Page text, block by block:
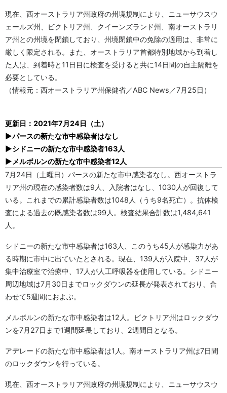
現在、西オーストラリア州政府の州境規制により、ニューサウスウ
ェールズ州、ビクトリア州、クイーンズランド州、南オーストラリ
ア州との州境を閉鎖しており、州境閉鎖中の免除の適用は、非常に
厳しく限定される。また、オーストラリア首都特別地域から到着し
た人は、到着時と11日目に検査を受けると共に14日間の自主隔離を
必要としている。
（情報元：西オーストラリア州保健省／ABC News／7月25日）
更新日：2021年7月24日（土）
▶パースの新たな市中感染者はなし
▶シドニーの新たな市中感染者163人
▶メルボルンの新たな市中感染者12人
7月24日（土曜日）パースの新たな市中感染者なし。西オーストラ
リア州の現在の感染者数は9人、入院者はなし、1030人が回復して
いる。これまでの累計感染者数は1048人（うち9名死亡）。抗体検
査による過去の既感染者数は99人。検査結果合計数は1,484,641
人。
シドニーの新たな市中感染者は163人、このうち45人が感染力があ
る時期に市中に出ていたとされる。現在、139人が入院中、37人が
集中治療室で治療中、17人が人工呼吸器を使用している。シドニー
周辺地域は7月30日までロックダウンの延長が発表されており、合
わせて5週間におよぶ。
メルボルンの新たな市中感染者は12人。ビクトリア州はロックダウ
ンを7月27日まで1週間延長しており、2週間目となる。
アデレードの新たな市中感染者は1人。南オーストラリア州は7日間
のロックダウンを行っている。
現在、西オーストラリア州政府の州境規制により、ニューサウスウ